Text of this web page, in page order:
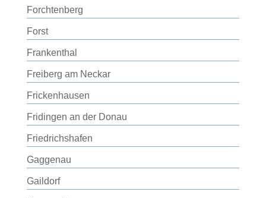
Forchtenberg
Forst
Frankenthal
Freiberg am Neckar
Frickenhausen
Fridingen an der Donau
Friedrichshafen
Gaggenau
Gaildorf